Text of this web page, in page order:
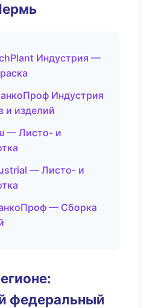
Индустрия —
Индустрия
и изделий
— Листо- и
— Листо- и
— Сборка
федеральный